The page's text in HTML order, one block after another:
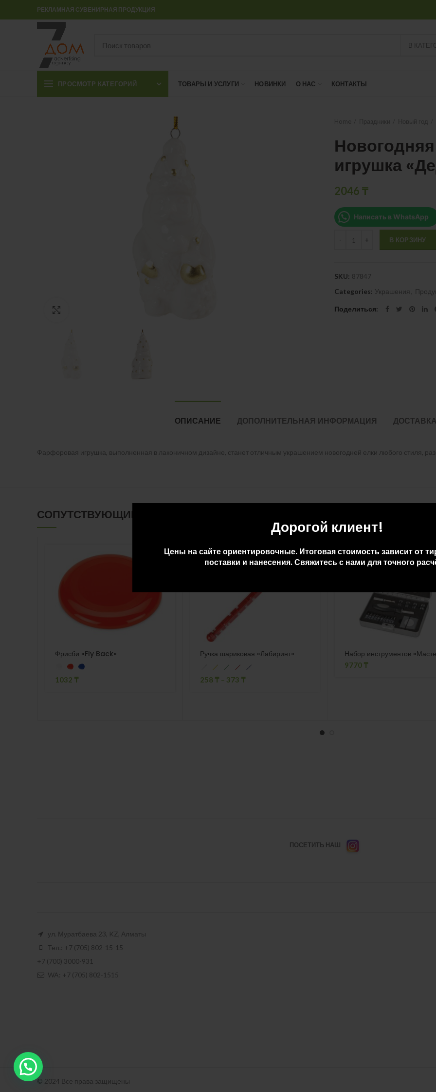
Дорогой клиент!
Цены на сайте ориентировочные. Итоговая стоимость зависит от
поставки и нанесения. Свяжитесь с нами для точного
РЕКЛАМНАЯ СУВЕНИРНАЯ ПРОДУКЦИЯ
В
ПРОСМОТР КАТЕГОРИЙ ТОВАРЫ И УСЛУГИ НОВИНКИ О НАС КОНТАКТЫ
игрушка
2046 ₸
Написать в WhatsApp
В КОРЗИНУ
SKU: 87847
Categories: Украшения
Поделиться
ОПИСАНИЕ ДОПОЛНИТЕЛЬНАЯ ИНФОРМАЦИЯ
Фарфоровая игрушка, выполненная в лаконичном дизайне, станет отличным украшением новогодней елки любого стиля,
СОПУТСТВУЮЩИЕ ТОВАРЫ
Фрисби «Fly Back»
1032 ₸
Ручка шариковая «Лабиринт»
258 ₸ – 373 ₸
Набор инструментов
9770 ₸
ПОСЕТИТЬ НАШ
ул. Муратбаева 23, KZ, Алматы
Тел.: +7 (705) 802-15-15
+7 (700) 3000-931
WA: +7 (705) 802-1515
© 2024 Все права защищены